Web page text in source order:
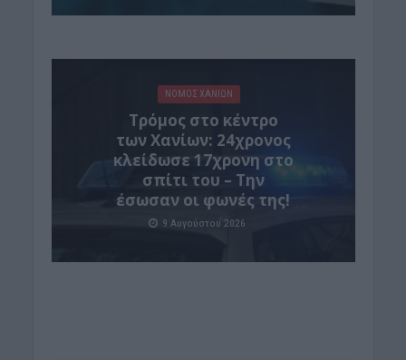
ΝΟΜΌΣ ΧΑΝΊΩΝ
Τρόμος στο κέντρο
των Χανίων: 24χρονος
κλείδωσε 17χρονη στο
σπίτι του – Την
έσωσαν οι φωνές της!
9 Αυγούστου 2026